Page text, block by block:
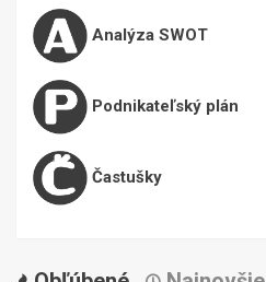
Analýza SWOT
Podnikateľský plán
Častušky